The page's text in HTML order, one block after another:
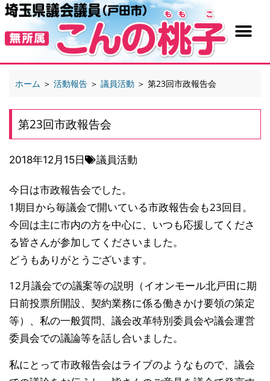
ホーム ＞ 活動報告 ＞ 議員活動 ＞ 第23回市政報告会
第23回市政報告会
2018年12月15日 議員活動
今日は市政報告会でした。
1期目から毎議会で開いている市政報告会も23回目。
今回は主に市内の方を中心に、いつも応援してくださ
る皆さんが参加してくださいました。
どうもありがとうございます。
12月議会での議案等の説明（イオンモール北戸田に期
日前投票所開設、契約業務に係る働きかけ要領の策定
等）、私の一般質問、議会改革特別委員会や議会運営
委員会での議論等を話し合いました。
私にとって市政報告会はライブのようなもので、議会